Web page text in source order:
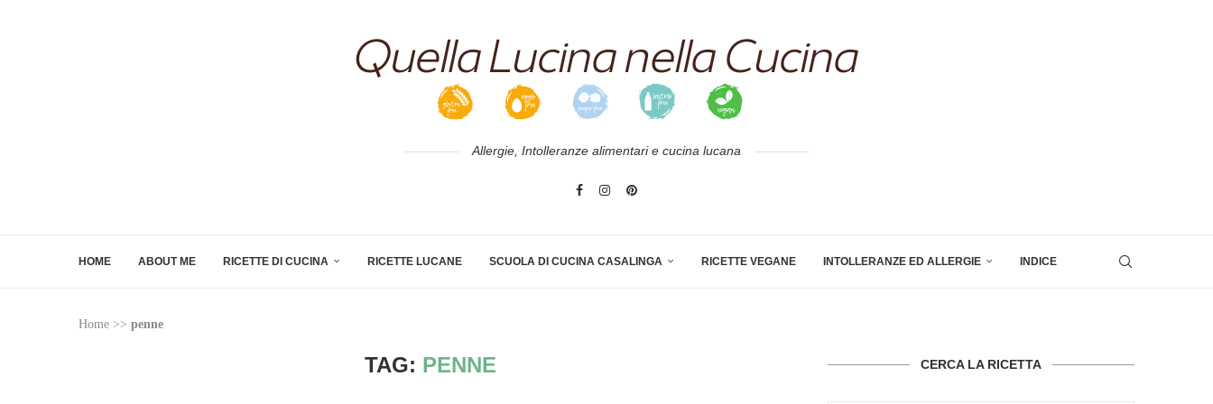
Allergie, Intolleranze alimentari e cucina lucana
HOME ABOUT ME RICETTE DI CUCINA RICETTE LUCANE SCUOLA DI CUCINA CASALINGA RICETTE VEGANE INTOLLERANZE ED ALLERGIE INDICE
Home >> penne
TAG: PENNE CERCA LA RICETTA